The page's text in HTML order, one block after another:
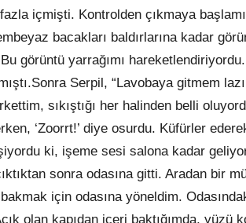
içmişti. Kontrolden çıkmaya
bacakları baldırlarına kadar
görüntü yarrağımı
Serpil, “Lavobaya gitmem
sıkıştığı her halinden belli
‘Zoorrt!’ diye osurdu. Küfürler
ki, işeme sesi salona kadar
sonra odasına gitti. Aradan bir
için odasına yöneldim.
olan kapıdan içeri baktığımda, yüzü